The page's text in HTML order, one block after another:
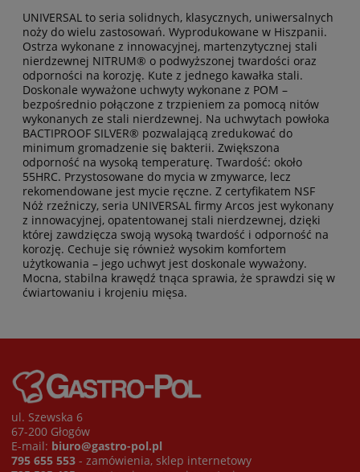
UNIVERSAL to seria solidnych, klasycznych, uniwersalnych
noży do wielu zastosowań. Wyprodukowane w Hiszpanii.
Ostrza wykonane z innowacyjnej, martenzytycznej stali
nierdzewnej NITRUM® o podwyższonej twardości oraz
odporności na korozję. Kute z jednego kawałka stali.
Doskonale wyważone uchwyty wykonane z POM –
bezpośrednio połączone z trzpieniem za pomocą nitów
wykonanych ze stali nierdzewnej. Na uchwytach powłoka
BACTIPROOF SILVER® pozwalającą zredukować do
minimum gromadzenie się bakterii. Zwiększona
odporność na wysoką temperaturę. Twardość: około
55HRC. Przystosowane do mycia w zmywarce, lecz
rekomendowane jest mycie ręczne. Z certyfikatem NSF
Nóż rzeźniczy, seria UNIVERSAL firmy Arcos jest wykonany
z innowacyjnej, opatentowanej stali nierdzewnej, dzięki
której zawdzięcza swoją wysoką twardość i odporność na
korozję. Cechuje się również wysokim komfortem
użytkowania – jego uchwyt jest doskonale wyważony.
Mocna, stabilna krawędź tnąca sprawia, że sprawdzi się w
ćwiartowaniu i krojeniu mięsa.
ul. Szewska 6
67-200 Głogów
E-mail: biuro@gastro-pol.pl
795 655 553 - zamówienia, sklep internetowy